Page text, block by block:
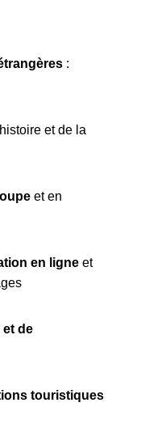
:
et de la
et en
en ligneet
de
touristiques